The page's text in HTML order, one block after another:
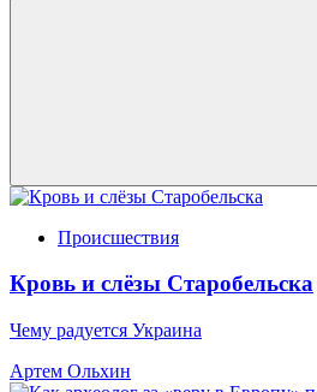
Происшествия
Кровь и слёзы Старобельска
Чему радуется Украина
Артем Ольхин